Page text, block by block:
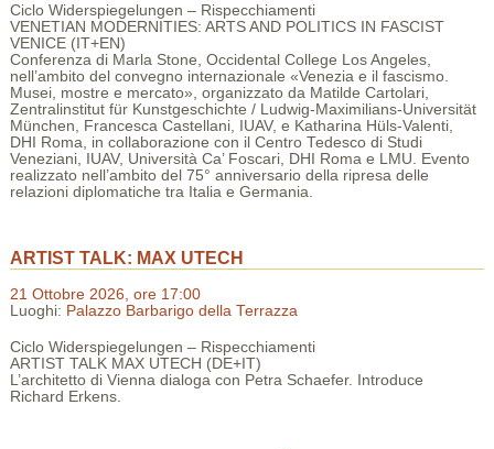
Ciclo Widerspiegelungen – Rispecchiamenti
VENETIAN MODERNITIES: ARTS AND POLITICS IN FASCIST
VENICE (IT+EN)
Conferenza di Marla Stone, Occidental College Los Angeles,
nell’ambito del convegno internazionale «Venezia e il fascismo.
Musei, mostre e mercato», organizzato da Matilde Cartolari,
Zentralinstitut für Kunstgeschichte / Ludwig-Maximilians-Universität
München, Francesca Castellani, IUAV, e Katharina Hüls-Valenti,
DHI Roma, in collaborazione con il Centro Tedesco di Studi
Veneziani, IUAV, Università Ca’ Foscari, DHI Roma e LMU. Evento
realizzato nell’ambito del 75° anniversario della ripresa delle
relazioni diplomatiche tra Italia e Germania.
ARTIST TALK: MAX UTECH
21 Ottobre 2026, ore 17:00
Luoghi: Palazzo Barbarigo della Terrazza
Ciclo Widerspiegelungen – Rispecchiamenti
ARTIST TALK MAX UTECH (DE+IT)
L’architetto di Vienna dialoga con Petra Schaefer. Introduce
Richard Erkens.